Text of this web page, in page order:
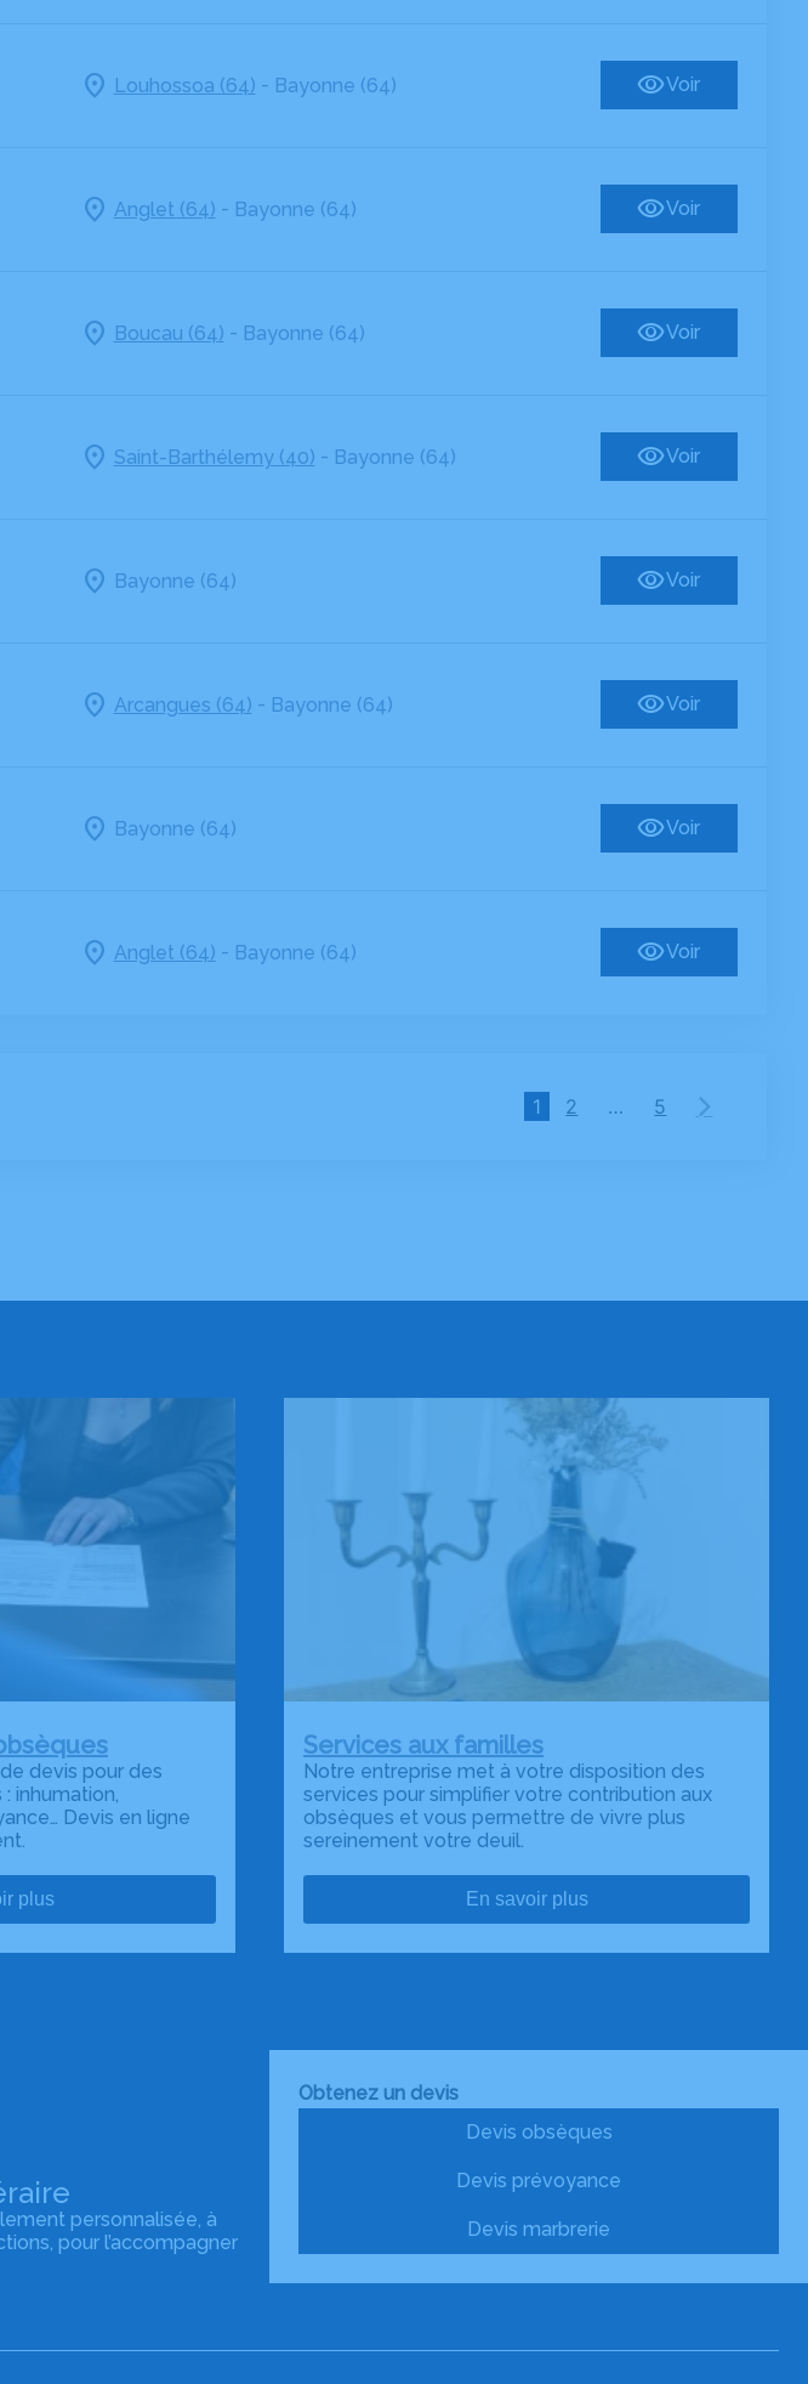
Louhossoa (64) - Bayonne (64) Voir
Anglet (64) - Bayonne (64) Voir
Boucau (64) - Bayonne (64) Voir
Saint-Barthélemy (40) - Bayonne (64) Voir
Bayonne (64) Voir
Arcangues (64) - Bayonne (64) Voir
Bayonne (64) Voir
Anglet (64) - Bayonne (64) Voir
1 2 … 5
devis pour des
inhumation,
Devis en ligne
plus
Services aux familles
Notre entreprise met à votre disposition des
services pour simplifier votre contribution aux
obsèques et vous permettre de vivre plus
sereinement votre deuil.
En savoir plus
personnalisée, à
pour l’accompagner
Obtenez un devis
Devis obsèques
Devis prévoyance
Devis marbrerie